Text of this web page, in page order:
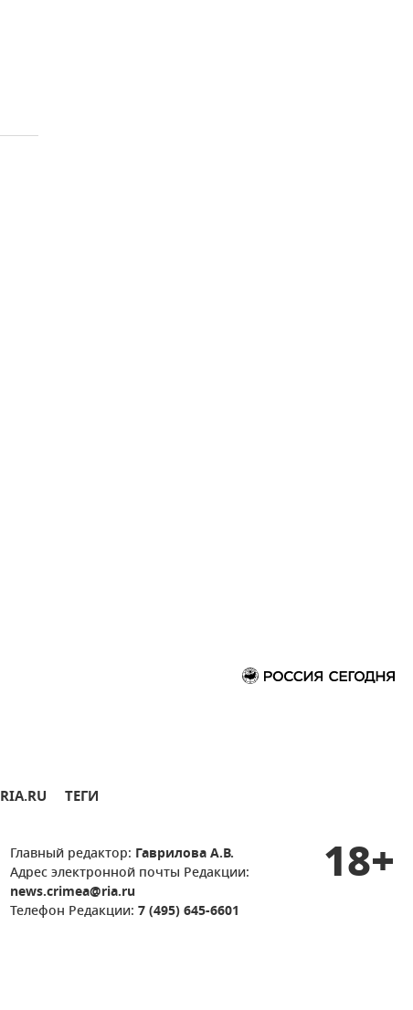
RIA.RU ТЕГИ
Главный редактор: Гаврилова А.В.
Адрес электронной почты Редакции:
news.crimea@ria.ru
Телефон Редакции: 7 (495) 645-6601
18+